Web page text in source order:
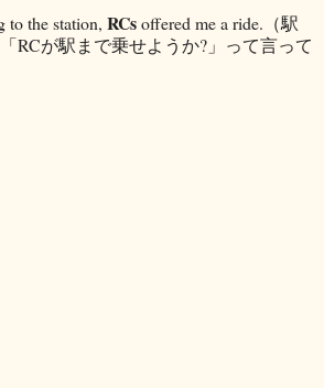
to the station, RCsoffered me a ride.（駅
RCが駅まで乗せようか?」って言って